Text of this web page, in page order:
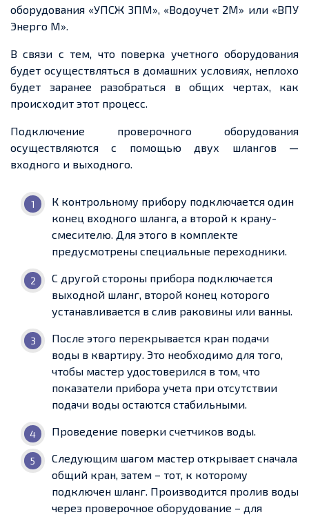
оборудования «УПСЖ 3ПM», «Водоучет 2M» или «ВПУ
Энерго M».
В связи с тем, что поверка учетного оборудования
будет осуществляться в домашних условиях, неплохо
будет заранее разобраться в общих чертах, как
происходит этот процесс.
Подключение проверочного оборудования
осуществляются с помощью двух шлангов —
входного и выходного.
К контрольному прибору подключается один
конец входного шланга, а второй к крану-
смесителю. Для этого в комплекте
предусмотрены специальные переходники.
С другой стороны прибора подключается
выходной шланг, второй конец которого
устанавливается в слив раковины или ванны.
После этого перекрывается кран подачи
воды в квартиру. Это необходимо для того,
чтобы мастер удостоверился в том, что
показатели прибора учета при отсутствии
подачи воды остаются стабильными.
Проведение поверки счетчиков воды.
Следующим шагом мастер открывает сначала
общий кран, затем – тот, к которому
подключен шланг. Производится пролив воды
через проверочное оборудование – для